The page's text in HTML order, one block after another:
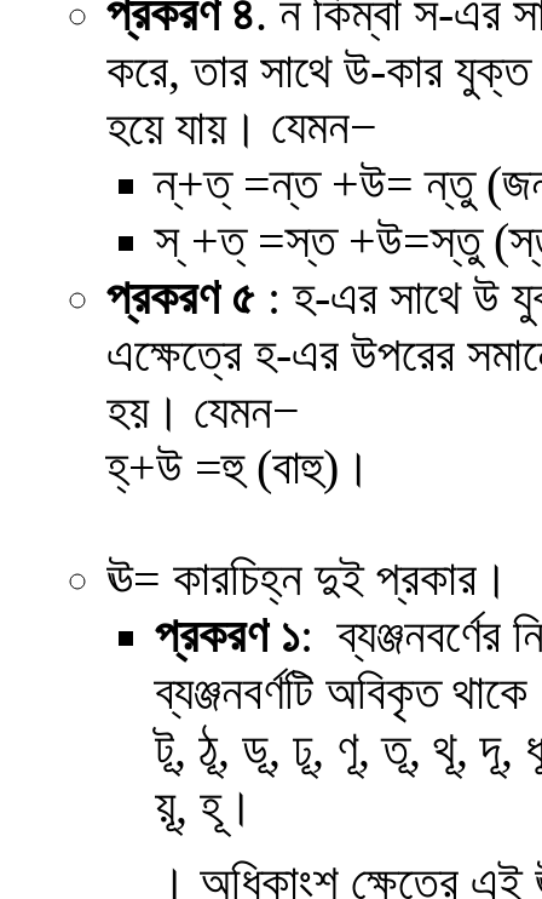
প্রকরণ ৪. ন কিম্বা স-এর
করে, তার সাথে উ-কার
হয়ে যায়। যেমন−
ন্+ত্=ন্ত +উ= ন্তু
স্ +ত্ =স্ত +উ=স্তু
প্রকরণ ৫ : হ-এর সাথে উ
এক্ষেত্রে হ-এর উপরের
হয়। যেমন−
হ্+উ =হু (বাহু)।
ঊ= কারচিহ্ন দুই প্রকার।
প্রকরণ১:
ব্যঞ্জনবর্ণটি অবিকৃত
টূ, ঠূ, ডূ, ঢূ, ণূ, তূ, থূ,
য়ূ, হূ।
। অধিকাংশ ক্ষেত্রে